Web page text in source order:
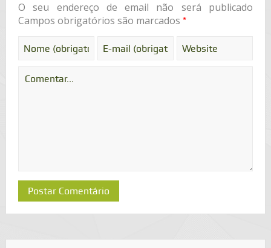
O seu endereço de email não será publicado
Campos obrigatórios são marcados *